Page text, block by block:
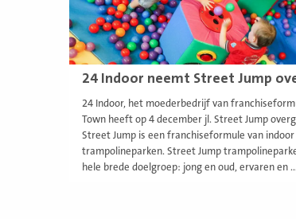
24 Indoor neemt Street Jump
24 Indoor, het moederbedrijf van
Town heeft op 4 december jl. Street Jump
Street Jump is een franchiseformule van indoor
trampolineparken. Street Jump
hele brede doelgroep: jong en oud, ervaren en